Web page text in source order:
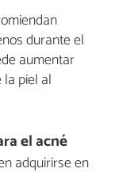
durante el
aumentar
piel al
el acné
adquirirse en